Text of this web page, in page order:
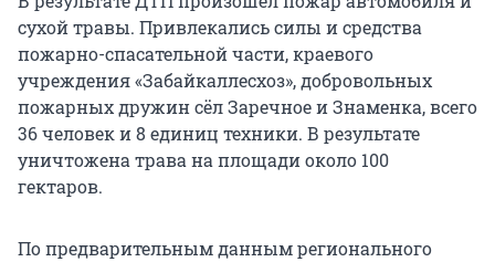
сухой травы. Привлекались силы и средства
пожарно-спасательной части, краевого
учреждения «Забайкаллесхоз», добровольных
пожарных дружин сёл Заречное и Знаменка, всего
36 человек и 8 единиц техники. В результате
уничтожена трава на площади около 100
гектаров.
По предварительным данным регионального